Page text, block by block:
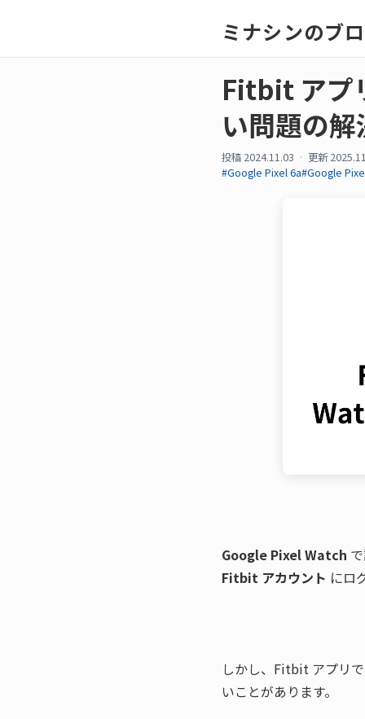
ミナシンのブ
Fitbit アプ
い問題の
投稿 2024.11.03
更新
#Google Pixel 6a#Google
Google Pixel Watch
Fitbit アカウント にロ
しかし、Fitbit アプリ
いことがあります。